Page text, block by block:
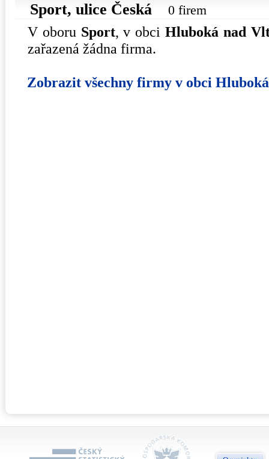
Sport, ulice Česká 0 firem
V oboru Sport, v obciHluboká nad
zařazená žádna firma.
Zobrazit všechny firmy v obci